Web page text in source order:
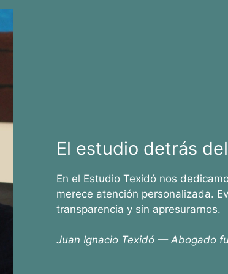
El estudio detrás
En el Estudio Texidó nos
merece atención personalizada.
transparencia y sin apresurarnos.
Juan Ignacio Texidó — Abogado